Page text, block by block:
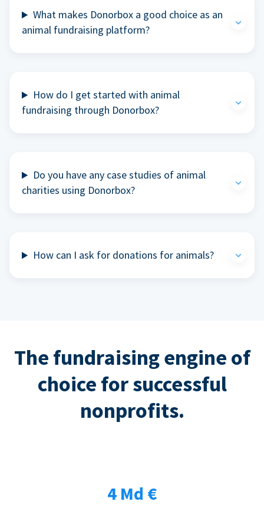
What makes Donorbox a good choice as an
animal fundraising platform?
How do I get started with animal
fundraising through Donorbox?
Do you have any case studies of animal
charities using Donorbox?
How can I ask for donations for animals?
The fundraising engine of
choice for successful
nonprofits.
4 Md €